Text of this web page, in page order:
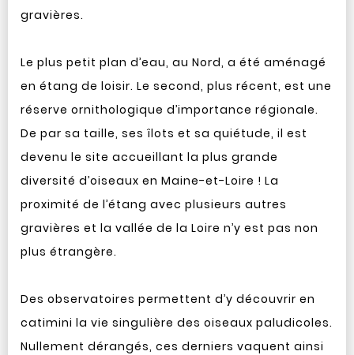
gravières.
Le plus petit plan d’eau, au Nord, a été aménagé
en étang de loisir. Le second, plus récent, est une
réserve ornithologique d’importance régionale.
De par sa taille, ses îlots et sa quiétude, il est
devenu le site accueillant la plus grande
diversité d’oiseaux en Maine-et-Loire ! La
proximité de l’étang avec plusieurs autres
gravières et la vallée de la Loire n’y est pas non
plus étrangère.
Des observatoires permettent d’y découvrir en
catimini la vie singulière des oiseaux paludicoles.
Nullement dérangés, ces derniers vaquent ainsi